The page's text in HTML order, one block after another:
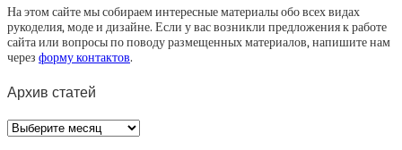
На этом сайте мы собираем интересные материалы обо всех видах
рукоделия, моде и дизайне. Если у вас возникли предложения к работе
сайта или вопросы по поводу размещенных материалов, напишите нам
через форму контактов.
Архив статей
Архив
статей